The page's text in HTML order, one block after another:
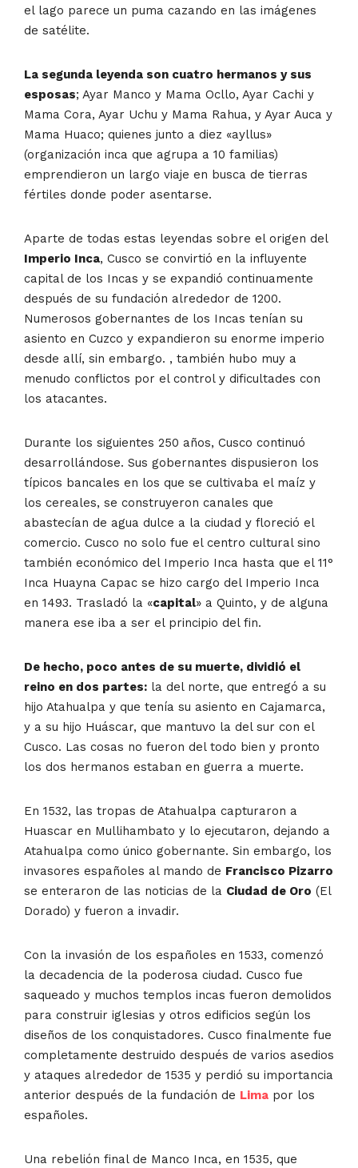
el lago parece un puma cazando en las imágenes
de satélite.
La segunda leyenda son cuatro hermanos y sus
esposas; Ayar Manco y Mama Ocllo, Ayar Cachi y
Mama Cora, Ayar Uchu y Mama Rahua, y Ayar Auca y
Mama Huaco; quienes junto a diez «ayllus»
(organización inca que agrupa a 10 familias)
emprendieron un largo viaje en busca de tierras
fértiles donde poder asentarse.
Aparte de todas estas leyendas sobre el origen del
Imperio Inca, Cusco se convirtió en la influyente
capital de los Incas y se expandió continuamente
después de su fundación alrededor de 1200.
Numerosos gobernantes de los Incas tenían su
asiento en Cuzco y expandieron su enorme imperio
desde allí, sin embargo. , también hubo muy a
menudo conflictos por el control y dificultades con
los atacantes.
Durante los siguientes 250 años, Cusco continuó
desarrollándose. Sus gobernantes dispusieron los
típicos bancales en los que se cultivaba el maíz y
los cereales, se construyeron canales que
abastecían de agua dulce a la ciudad y floreció el
comercio. Cusco no solo fue el centro cultural sino
también económico del Imperio Inca hasta que el 11°
Inca Huayna Capac se hizo cargo del Imperio Inca
en 1493. Trasladó la «capital» a Quinto, y de alguna
manera ese iba a ser el principio del fin.
De hecho, poco antes de su muerte, dividió el
reino en dos partes: la del norte, que entregó a su
hijo Atahualpa y que tenía su asiento en Cajamarca,
y a su hijo Huáscar, que mantuvo la del sur con el
Cusco. Las cosas no fueron del todo bien y pronto
los dos hermanos estaban en guerra a muerte.
En 1532, las tropas de Atahualpa capturaron a
Huascar en Mullihambato y lo ejecutaron, dejando a
Atahualpa como único gobernante. Sin embargo, los
invasores españoles al mando de Francisco Pizarro
se enteraron de las noticias de la Ciudad de Oro (El
Dorado) y fueron a invadir.
Con la invasión de los españoles en 1533, comenzó
la decadencia de la poderosa ciudad. Cusco fue
saqueado y muchos templos incas fueron demolidos
para construir iglesias y otros edificios según los
diseños de los conquistadores. Cusco finalmente fue
completamente destruido después de varios asedios
y ataques alrededor de 1535 y perdió su importancia
anterior después de la fundación de Lima por los
españoles.
Una rebelión final de Manco Inca, en 1535, que